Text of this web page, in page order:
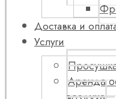
Доставка и
Услуги
Аренда